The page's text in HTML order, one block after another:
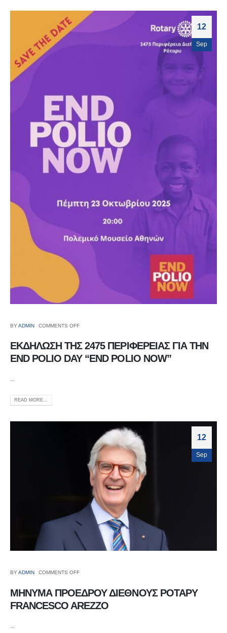
12
Sep
BYADMIN COMMENTS OFF
ΕΚΔΗΛΩΣΗ ΤΗΣ 2475 ΠΕΡΙΦΕΡΕΙΑΣ ΓΙΑ ΤΗΝ
END POLIO DAY “END POLIO NOW”
...
READ MORE...
12
Sep
BYADMIN COMMENTS OFF
ΜΗΝΥΜΑ ΠΡΟΕΔΡΟΥ ΔΙΕΘΝΟΥΣ ΡΟΤΑΡΥ
FRANCESCO AREZZO
...